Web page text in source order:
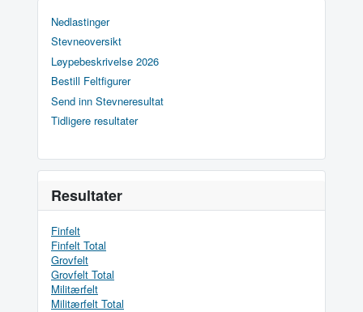
Nedlastinger
Stevneoversikt
Løypebeskrivelse 2026
Bestill Feltfigurer
Send inn Stevneresultat
Tidligere resultater
Resultater
Finfelt
Finfelt Total
Grovfelt
Grovfelt Total
Militærfelt
Militærfelt Total